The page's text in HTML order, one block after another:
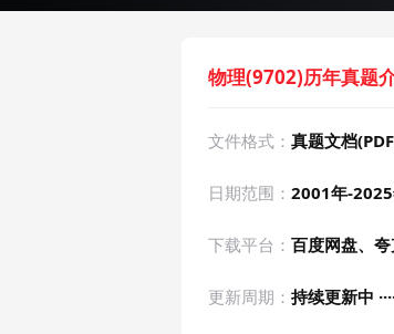
物理(9702)历年真题
文件格式： 真题文档
日期范围： 2001年-
下载平台： 百度网盘、
更新周期： 持续更新中